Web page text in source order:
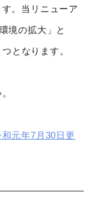
。当リニューア
境の拡大」と
となります。
元年7月30日更